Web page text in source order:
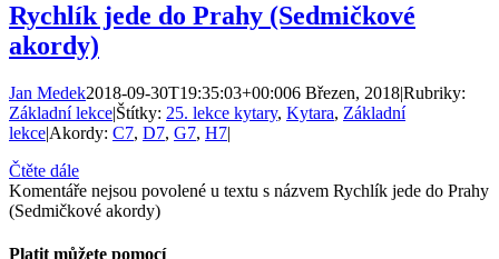
Rychlík jede do Prahy (Sedmičkové
akordy)
Jan Medek2018-09-30T19:35:03+00:006 Březen, 2018|Rubriky:
Základní lekce|Štítky: 25. lekce kytary, Kytara, Základní
lekce|Akordy: C7, D7, G7, H7|
Čtěte dále
Komentáře nejsou povolené u textu s názvem Rychlík jede do Prahy
(Sedmičkové akordy)
Platit můžete pomocí